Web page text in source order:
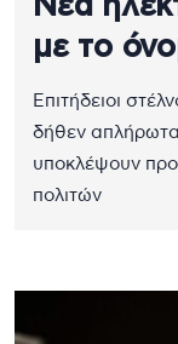
με το
Επιτήδειοι
δήθεν απλήρωτα
υποκλέψουν
πολιτών